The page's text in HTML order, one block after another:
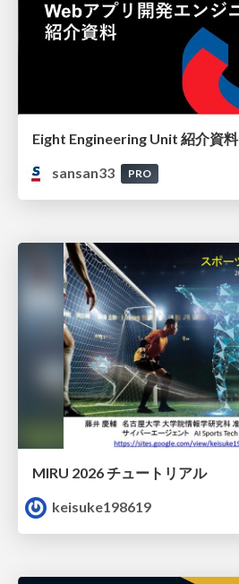
Eight Engineering Unit 紹介資料
sansan33
PRO
MIRU 2026 チュートリアル
keisuke198619